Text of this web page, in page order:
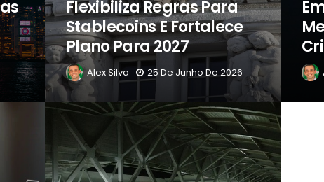
Flexibiliza Regras Para
Stablecoins E Fortalece
Plano Para 2027
Alex Silva 25 De Junho De 2026